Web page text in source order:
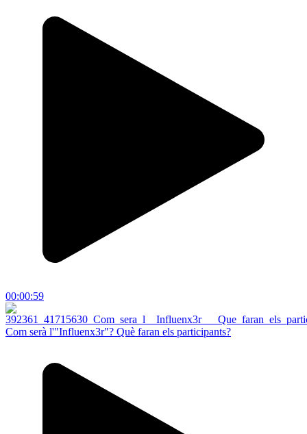
00:00:59
Com serà l'"Influenx3r"? Què faran els participants?